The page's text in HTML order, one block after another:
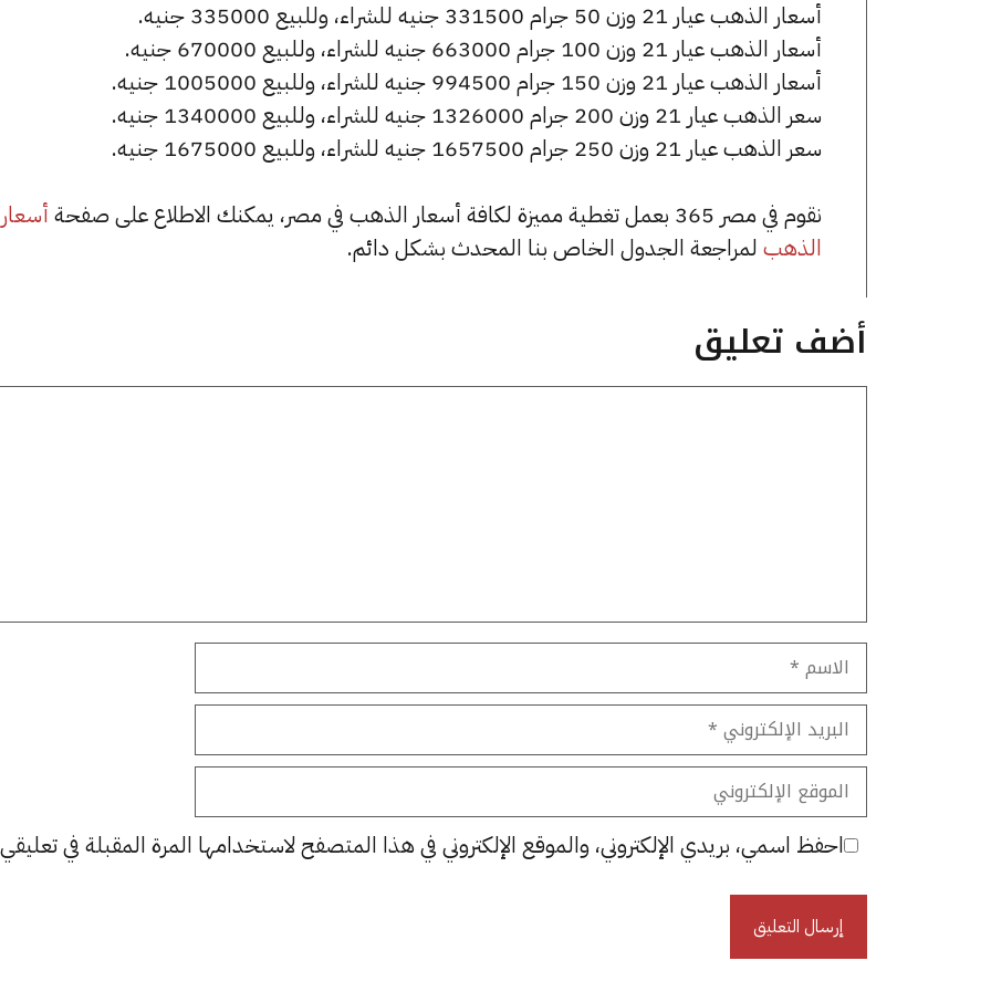
أسعار الذهب عيار 21 وزن 50 جرام 331500 جنيه للشراء، وللبيع 335000 جنيه.
أسعار الذهب عيار 21 وزن 100 جرام 663000 جنيه للشراء، وللبيع 670000 جنيه.
أسعار الذهب عيار 21 وزن 150 جرام 994500 جنيه للشراء، وللبيع 1005000 جنيه.
سعر الذهب عيار 21 وزن 200 جرام 1326000 جنيه للشراء، وللبيع 1340000 جنيه.
سعر الذهب عيار 21 وزن 250 جرام 1657500 جنيه للشراء، وللبيع 1675000 جنيه.
نقوم في مصر 365 بعمل تغطية مميزة لكافة أسعار الذهب في مصر، يمكنك الاطلاع على صفحة
أسعار
الذهب لمراجعة الجدول الخاص بنا المحدث بشكل دائم.
أضف تعليق
الاسم
البريد
الإلكتروني
الموقع
الإلكتروني
احفظ اسمي، بريدي الإلكتروني، والموقع الإلكتروني في هذا المتصفح لاستخدامها المرة المقبلة في